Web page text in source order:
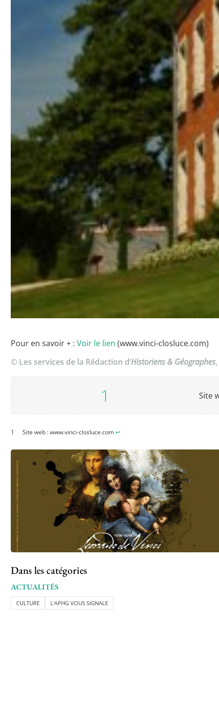
Pour en savoir + :Voir le lien (www.vinci-closluce.com)
© Les services de la Rédaction d’Historiens & Géographes
Site
Site web : www.vinci-closluce.com↩︎
Dans les catégories
ACTUALITÉS
CULTURE L'APHG VOUS SIGNALE